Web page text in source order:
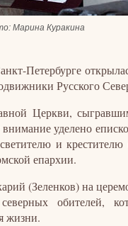
Марина Куракина
Петербурге
Русского
Церкви,
внимание уделено
и крестителю
епархии.
(Зеленков) на
обителей,
жизни.